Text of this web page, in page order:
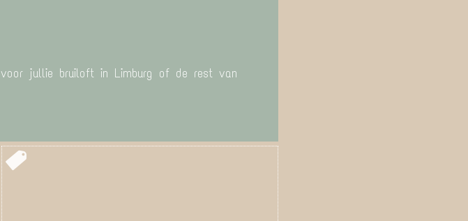
voor jullie bruiloft in Limburg of de rest van